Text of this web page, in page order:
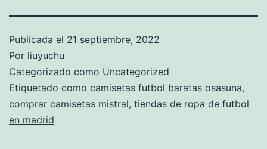
Publicada el 21 septiembre, 2022
Por liuyuchu
Categorizado como Uncategorized
Etiquetado como camisetas futbol baratas osasuna,
comprar camisetas mistral, tiendas de ropa de futbol
en madrid